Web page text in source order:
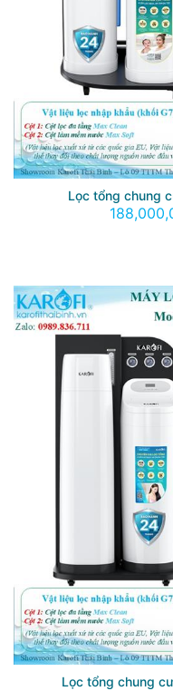
Lọc tổng chung
Lọc tổng chung